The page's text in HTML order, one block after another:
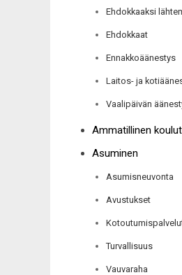
Ehdokkaaksi
Ehdokkaat
Ennakkoäänestys
Laitos- ja
Vaalipäivän
Ammatillinen
Asuminen
Asumisneuvonta
Avustukset
Turvallisuus
Vauvaraha